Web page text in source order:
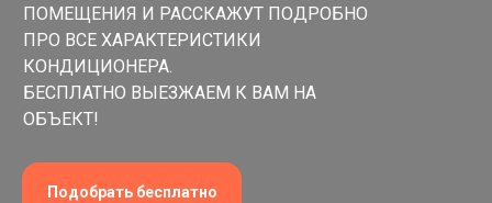
ПОМЕЩЕНИЯ И РАССКАЖУТ ПОДРОБНО
ПРО ВСЕ ХАРАКТЕРИСТИКИ
КОНДИЦИОНЕРА.
БЕСПЛАТНО ВЫЕЗЖАЕМ К ВАМ НА
ОБЪЕКТ!
Подобрать бесплатно